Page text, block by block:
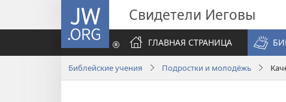
JW.ORG Свидетели Иеговы
ГЛАВНАЯ СТРАНИЦА
Библейские учения Подростки и молодёжь